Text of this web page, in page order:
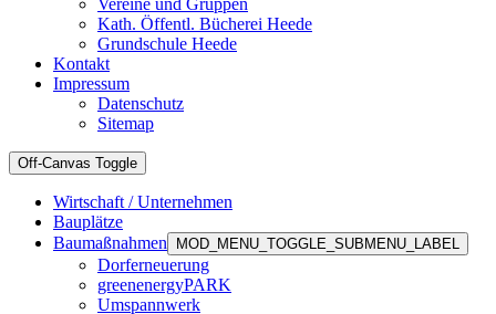
Vereine und Gruppen
Kath. Öffentl. Bücherei Heede
Grundschule Heede
Kontakt
Impressum
Datenschutz
Sitemap
Off-Canvas Toggle
Wirtschaft / Unternehmen
Bauplätze
Baumaßnahmen
MOD_MENU_TOGGLE_SUBMENU_LABEL
Dorferneuerung
greenenergyPARK
Umspannwerk